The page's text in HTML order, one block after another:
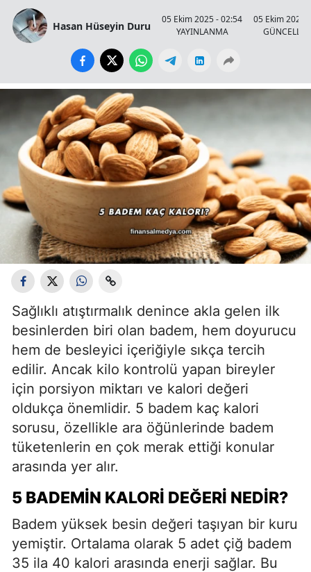
Hasan Hüseyin Duru
05 Ekim 2025 - 02:54
YAYINLANMA
05 Ekim 2025
Sağlıklı atıştırmalık denince akla gelen ilk
besinlerden biri olan badem, hem doyurucu
hem de besleyici içeriğiyle sıkça tercih
edilir. Ancak kilo kontrolü yapan bireyler
için porsiyon miktarı ve kalori değeri
oldukça önemlidir. 5 badem kaç kalori
sorusu, özellikle ara öğünlerinde badem
tüketenlerin en çok merak ettiği konular
arasında yer alır.
5 BADEMIN KALORI DEĞERI NEDIR?
Badem yüksek besin değeri taşıyan bir kuru
yemiştir. Ortalama olarak 5 adet çiğ badem
35 ila 40 kalori arasında enerji sağlar. Bu